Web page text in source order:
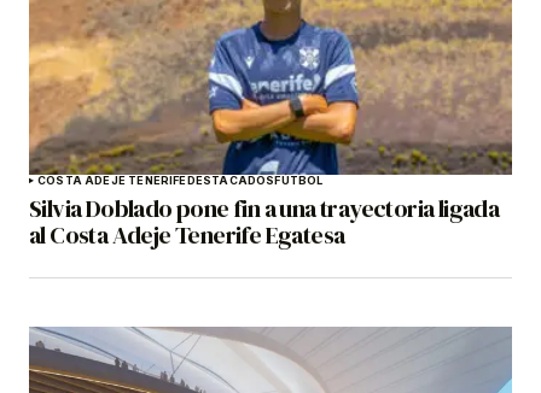
COSTA ADEJE TENERIFEDESTACADOSFÚTBOL
Silvia Doblado pone fin a una trayectoria ligada
al Costa Adeje Tenerife Egatesa